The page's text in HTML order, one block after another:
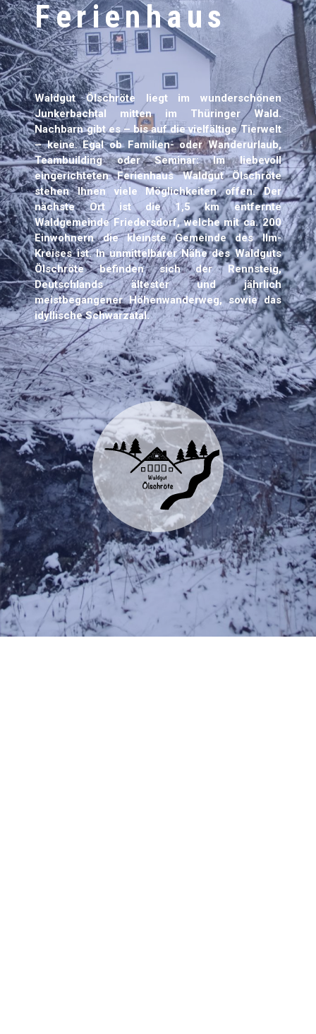
Ferienhaus
Waldgut Ölschröte liegt im wunderschönen
Junkerbachtal mitten im Thüringer Wald.
Nachbarn gibt es – bis auf die vielfältige Tierwelt
– keine. Egal ob Familien- oder Wanderurlaub,
Teambuilding oder Seminar: Im liebevoll
eingerichteten Ferienhaus Waldgut Ölschröte
stehen Ihnen viele Möglichkeiten offen. Der
nächste Ort ist die 1,5 km entfernte
Waldgemeinde Friedersdorf, welche mit ca. 200
Einwohnern die kleinste Gemeinde des Ilm-
Kreises ist. In unmittelbarer Nähe des Waldguts
Ölschröte befinden sich der Rennsteig,
Deutschlands ältester und jährlich
meistbegangener Höhenwanderweg, sowie das
idyllische Schwarzatal.